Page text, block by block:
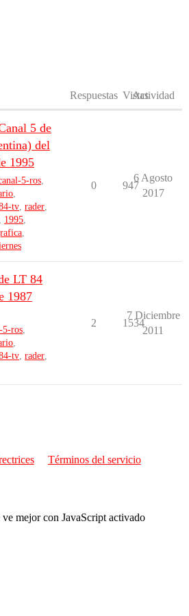
Respuestas Vistas
Actividad
5 de
del
1995
5-ros,
,
tv, rader,
, 1995,
,
0 947
6 Agosto
2017
LT 84
1987
5-ros,
,
tv, rader,
2 1534
7 Diciembre
2011
Términos del servicio
ve mejor con JavaScript activado